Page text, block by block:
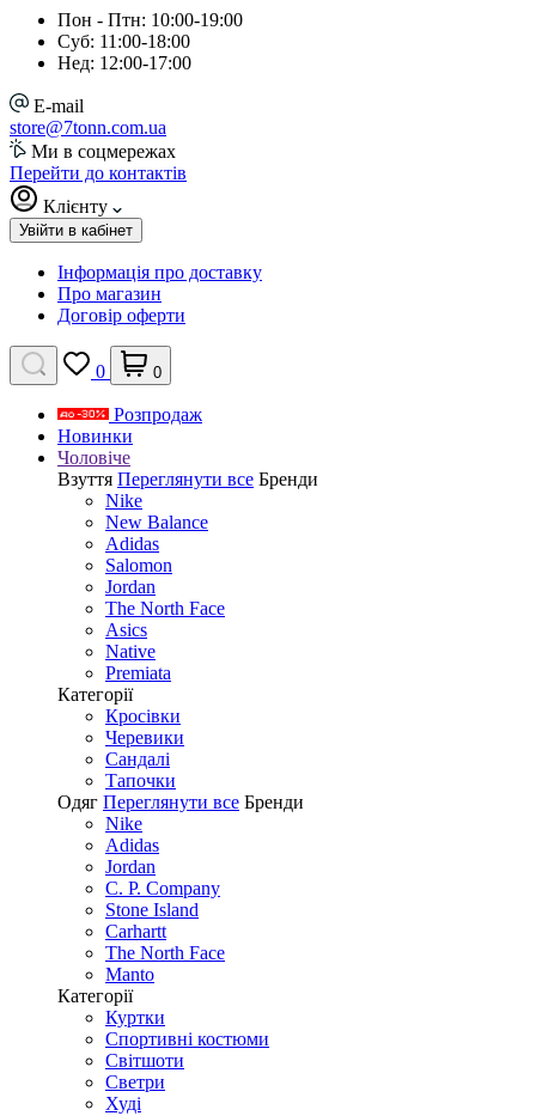
Пон - Птн: 10:00-19:00
Суб: 11:00-18:00
Нед: 12:00-17:00
E-mail
store@7tonn.com.ua
Ми в соцмережах
Перейти до контактів
Клієнту
Увійти в кабінет
Інформація про доставку
Про магазин
Договір оферти
0 0
Розпродаж
Новинки
Чоловіче
Взуття Переглянути все Бренди
Nike
New Balance
Adidas
Salomon
Jordan
The North Face
Asics
Native
Premiata
Категорії
Кросівки
Черевики
Сандалі
Tапочки
Одяг Переглянути все Бренди
Nike
Adidas
Jordan
C. P. Company
Stone Island
Carhartt
The North Face
Manto
Категорії
Куртки
Спортивні костюми
Світшоти
Светри
Худі